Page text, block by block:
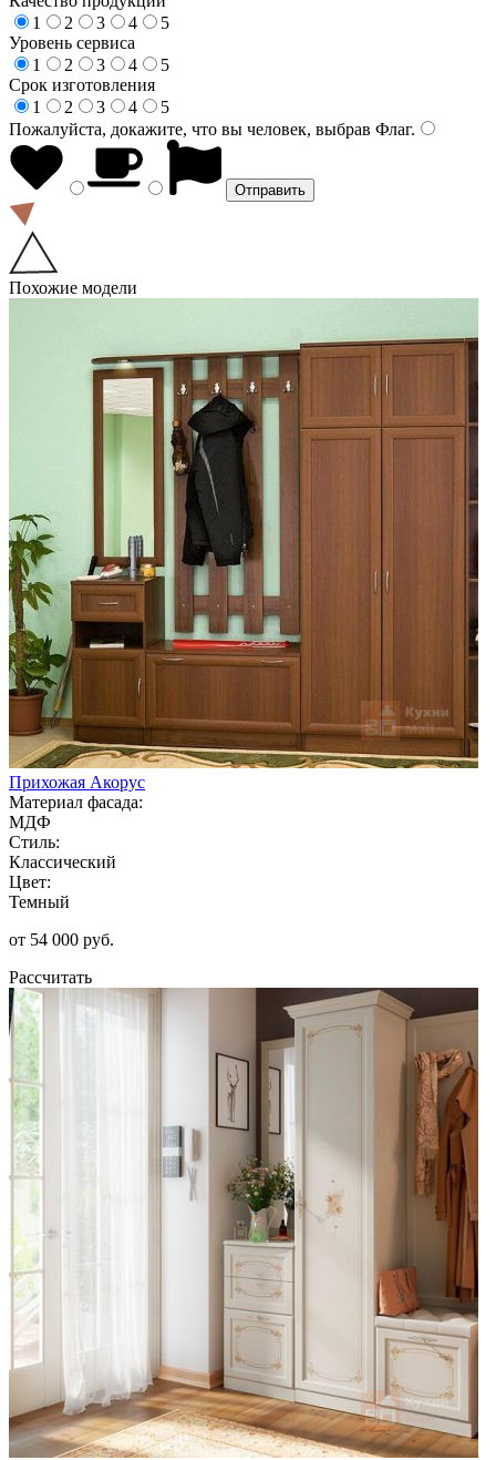
1
2 3 4
5
Уровень сервиса
1
2 3 4
5
Срок изготовления
1
2 3 4
5
Пожалуйста, докажите, что вы человек, выбрав Флаг.
Похожие модели
Прихожая Акорус
Материал фасада:
МДФ
Стиль:
Классический
Цвет:
Темный
от 54 000 руб.
Рассчитать